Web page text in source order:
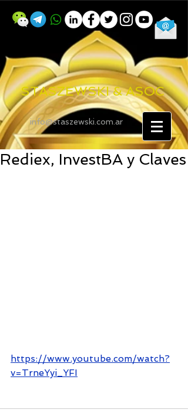
STASZEWSKI & ASOC
info@staszewski.com.ar
Rediex, InvestBA y Claves
https://www.youtube.com/watch?
v=TrneYyi_YFI